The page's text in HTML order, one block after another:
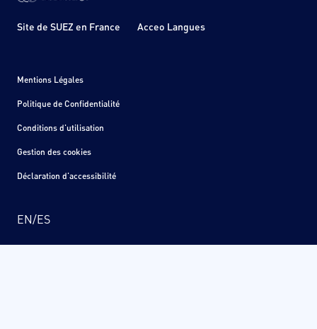
Site de SUEZ en France Acceo Langues
EN/ES
Mentions Légales
Politique de Confidentialité
Conditions d'utilisation
Gestion des cookies
Déclaration d'accessibilité